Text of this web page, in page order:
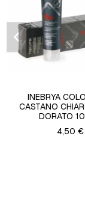
INEBRYA
CASTANO
DORATO
4,50 €